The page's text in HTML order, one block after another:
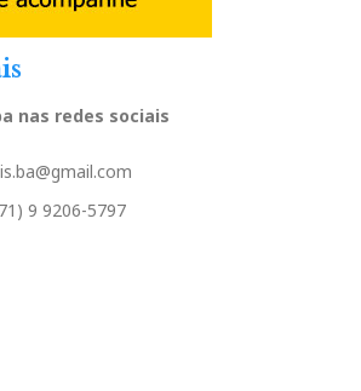
nas redes sociais
9 9206-5797